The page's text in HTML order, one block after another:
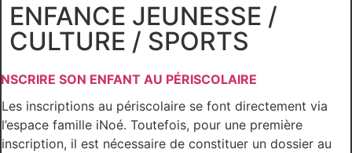
ENFANCE JEUNESSE /
CULTURE / SPORTS
SON ENFANT AU PÉRISCOLAIRE
Les inscriptions au périscolaire se font directement via
l’espace famille iNoé. Toutefois, pour une première
inscription, il est nécessaire de constituer un dossier au